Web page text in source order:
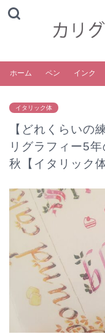
ホーム ペン インク
イタリック体
【どれくらいの
リグラフィー5
秋【イタリック体